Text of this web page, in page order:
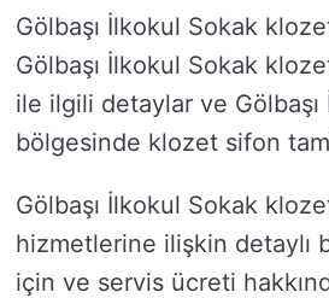
Gölbaşı İlkokul Sokak
Gölbaşı İlkokul Sokak
ile ilgili detaylar ve
bölgesinde klozet sifon
Gölbaşı İlkokul Sokak
hizmetlerine ilişkin detaylı
için ve servis ücreti